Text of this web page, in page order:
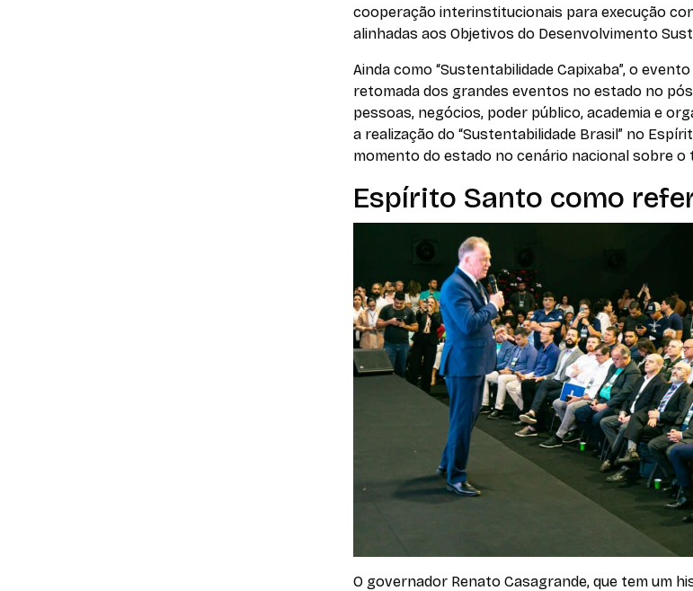
cooperação interinstitucionais para execução
alinhadas aos Objetivos do Desenvolvimento
Ainda como “Sustentabilidade Capixaba”, o
retomada dos grandes eventos no estado no
pessoas, negócios, poder público, academia e
a realização do “Sustentabilidade Brasil” no
momento do estado no cenário nacional sobre o
Espírito Santo como
O governador Renato Casagrande, que tem um